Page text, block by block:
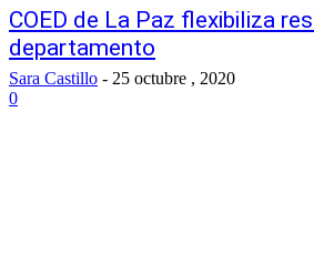
COED de La Paz flexibiliza
departamento
Sara Castillo - 25 octubre , 2020
0